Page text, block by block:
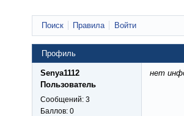
Поиск Правила Войти
Профиль
Senya1112
Пользователь
Сообщений: 3
Баллов: 0
нет